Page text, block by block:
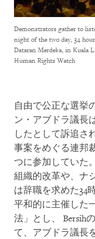
Demonstrators gather to
night of the two day, 34
Dataran Merdeka, in Kuala
Human Rights Watch
自由で公正な選挙
ン・アブドラ議長
したとして訴追さ
事案をめぐる連邦
つに参加していた
組織的改革や、ナ
は辞職を求めた34
平和的に主催した
法」とし、 Bersih
て、アブドラ議長